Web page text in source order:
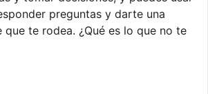
preguntas y darte una
que te rodea. ¿Qué es lo que no te